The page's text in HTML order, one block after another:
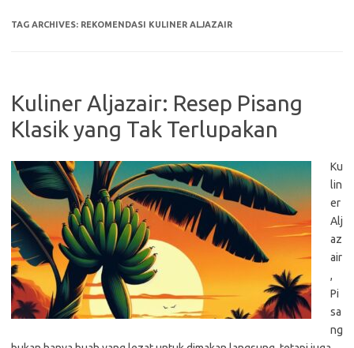
TAG ARCHIVES: REKOMENDASI KULINER ALJAZAIR
Kuliner Aljazair: Resep Pisang
Klasik yang Tak Terlupakan
Ku
lin
er
Alj
az
air
,
Pi
sa
ng